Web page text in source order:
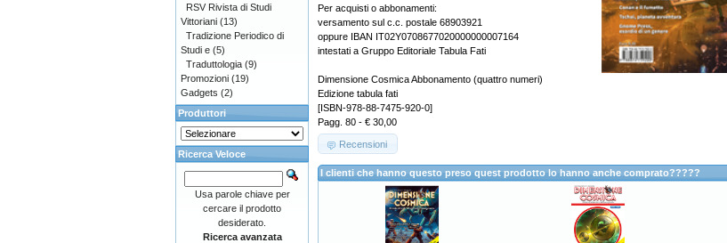
Per acquisti o abbonamenti:
versamento sul c.c. postale 68903921
oppure IBAN IT02Y0708677020000000007164
intestati a Gruppo Editoriale Tabula Fati
Dimensione Cosmica Abbonamento (quattro numeri)
Edizione tabula fati
[ISBN-978-88-7475-920-0]
Pagg. 80 - € 30,00
Recensioni
I clienti che hanno questo preso quest prodotto lo hanno anche comprato?????
RSV Rivista di Studi
Vittoriani (13)
Tradizione Periodico di
Studi e (5)
Traduttologia (9)
Promozioni (19)
Gadgets (2)
Produttori
Ricerca Veloce
Usa parole chiave per
cercare il prodotto
desiderato.
Ricerca avanzata